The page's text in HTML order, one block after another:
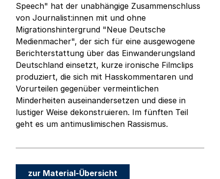
Speech" hat der unabhängige Zusammenschluss
von Journalist:innen mit und ohne
Migrationshintergrund "Neue Deutsche
Medienmacher", der sich für eine ausgewogene
Berichterstattung über das Einwanderungsland
Deutschland einsetzt, kurze ironische Filmclips
produziert, die sich mit Hasskommentaren und
Vorurteilen gegenüber vermeintlichen
Minderheiten auseinandersetzen und diese in
lustiger Weise dekonstruieren. Im fünften Teil
geht es um antimuslimischen Rassismus.
zur Material-Übersicht